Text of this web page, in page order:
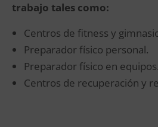
trabajo tales como:
Centros de fitness y
Preparador físico personal.
Preparador físico en equipos.
Centros de recuperación y